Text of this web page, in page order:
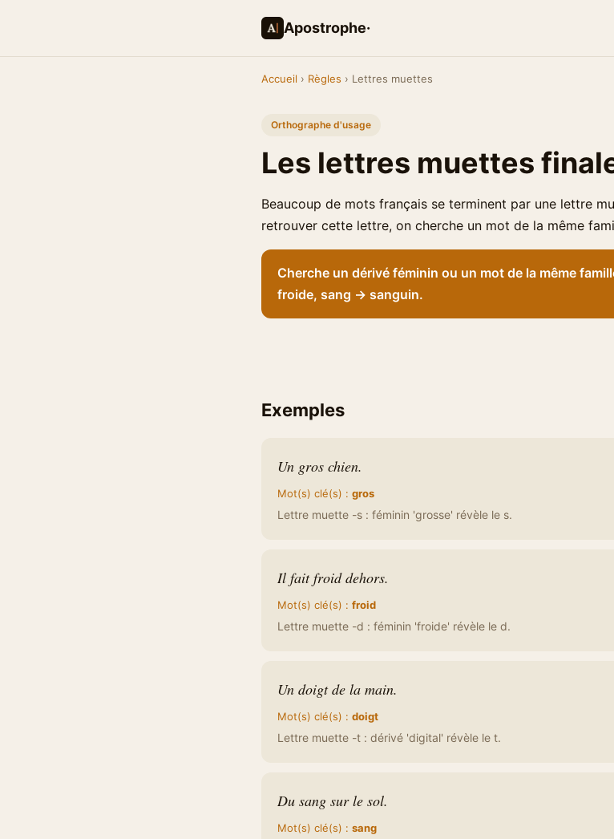
Apostrophe·
Accueil › Règles › Lettres muettes
Orthographe d'usage
Les lettres muettes
Beaucoup de mots français se terminent par une lettre
retrouver cette lettre, on cherche un mot de la même
Cherche un dérivé féminin ou un mot de la même
froide, sang → sanguin.
Exemples
Un gros chien.
Mot(s) clé(s) : gros
Lettre muette -s : féminin 'grosse' révèle le s.
Il fait froid dehors.
Mot(s) clé(s) : froid
Lettre muette -d : féminin 'froide' révèle le d.
Un doigt de la main.
Mot(s) clé(s) : doigt
Lettre muette -t : dérivé 'digital' révèle le t.
Du sang sur le sol.
Mot(s) clé(s) : sang